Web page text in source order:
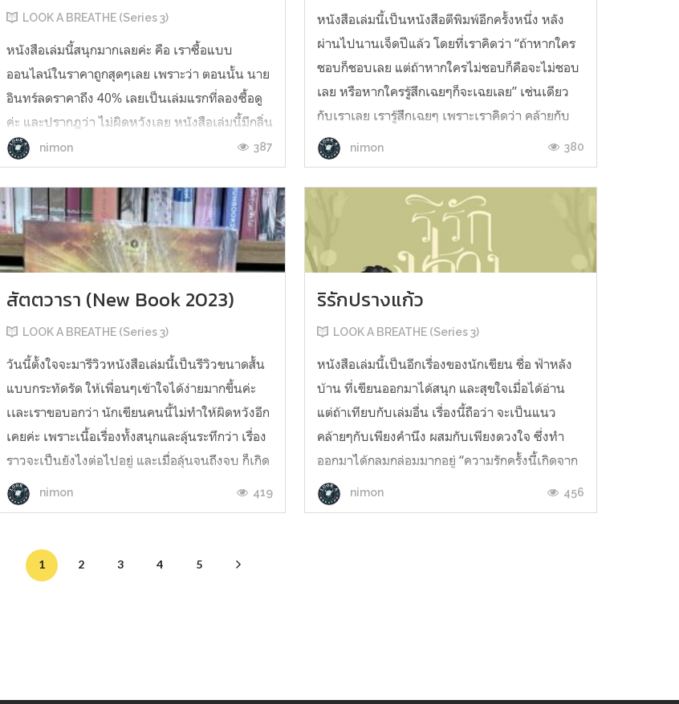
LOOK A BREATHE (Series 3)
หนังสือเล่มนี้สนุกมากเลยค่ะ คือ เราซื้อแบบ
ออนไลน์ในราคาถูกสุดๆเลย เพราะว่า ตอนนั้น นาย
อินทร์ลดราคาถึง 40% เลยเป็นเล่มแรกที่ลองซื้อดู
ค่ะ และปรากฎว่า ไม่ผิดหวังเลย หนังสือเล่มนี้มีกลิ่น
อายลึกลับ น่าค้นหา และลุ้นระทึกว่า เรื่องราว
ทั้งหมดจะเป็นอย่างไรค่ะ “เกิดเป็นมนุษย์ปุถุชน
ความทุกข์มิ...
nimon 387
หนังสือเล่มนี้เป็นหนังสือตีพิมพ์อีกครั้งหนึ่ง หลัง
ผ่านไปนานเจ็ดปีแล้ว โดยที่เราคิดว่า “ถ้าหากใคร
ชอบก็ชอบเลย แต่ถ้าหากใครไม่ชอบก็คือจะไม่ชอบ
เลย หรือหากใครรู้สึกเฉยๆก็จะเฉยเลย” เช่นเดียว
กับเราเลย เรารู้สึกเฉยๆ เพราะเราคิดว่า คล้ายกับ
หนังสือรักทั่วๆไป ที่ไม่ได้มีอะไรหวือหวาเท่าไหร่
“สิบเร...
nimon 380
สัตตวารา (New Book 2023)
LOOK A BREATHE (Series 3)
วันนี้ตั้งใจจะมารีวิวหนังสือเล่มนี้เป็นรีวิวขนาดสั้น
แบบกระทัดรัด ให้เพื่อนๆเข้าใจได้ง่ายมากขึ้นค่ะ
เเละเราขอบอกว่า นักเขียนคนนี้ไม่ทำให้ผิดหวังอีก
เคยค่ะ เพราะเนื้อเรื่องทั้งสนุกและลุ้นระทึกว่า เรื่อง
ราวจะเป็นยังไงต่อไปอยู่ และเมื่อลุ้นจนถึงจบ ก็เกิด
โล่งขึ้นมาว่า สุดท้าย ทั้งสองได้คู่กัน ...
nimon 419
ริรักปรางแก้ว
LOOK A BREATHE (Series 3)
หนังสือเล่มนี้เป็นอีกเรื่องของนักเขียน ชื่อ ฟ้าหลัง
บ้าน ที่เขียนออกมาได้สนุก และสุขใจเมื่อได้อ่าน
แต่ถ้าเทียบกับเล่มอื่น เรื่องนี้ถือว่า จะเป็นแนว
คล้ายๆกับเพียงคำนึง ผสมกับเพียงดวงใจ ซึ่งทำ
ออกมาได้กลมกล่อมมากอยู่ “ความรักครั้งนี้เกิดจาก
ที่ไหน เมื่อได้จากที่แสนไกล หรือได้เจอคนที่จดจำ
ได้ ...
nimon 456
1 2 3 4 5